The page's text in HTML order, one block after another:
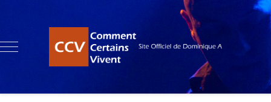
Mobile Menu Toggle